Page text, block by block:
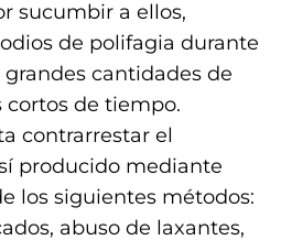
sucumbir a ellos,
de polifagia durante
cantidades de
de tiempo.
contrarrestar el
producido mediante
los siguientes métodos:
abuso de laxantes,